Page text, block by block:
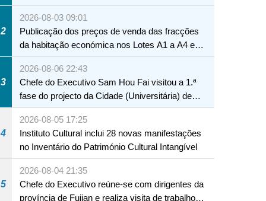
2
2026-08-03 09:01
Publicação dos preços de venda das fracções
da habitação económica nos Lotes A1 a A4 e
A12 da Zona A dos Novos Aterros
3
2026-08-06 22:43
Chefe do Executivo Sam Hou Fai visitou a 1.ª
fase do projecto da Cidade (Universitária) de
Educação Internacional de Macau e Hengqin
4
2026-08-05 17:25
Instituto Cultural inclui 28 novas manifestações
no Inventário do Património Cultural Intangível
5
2026-08-04 21:35
Chefe do Executivo reúne-se com dirigentes da
província de Fujian e realiza visita de trabalho